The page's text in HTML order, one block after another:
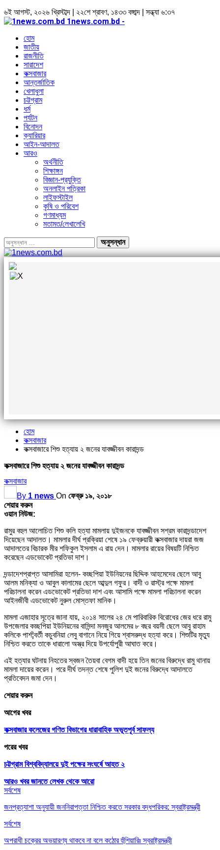
৬ই আগস্ট, ২০২৬ খ্রিস্টাব্দ | ২২শে শ্রাবণ, ১৪৩৩ বঙ্গাব্দ | সন্ধ্যা ৬:৩৭
1news.com.bd -
হোম
জাতীয়
রাজনীতি
সারাদেশ
কক্সবাজার
আন্তর্জাতিক
খেলাধুলা
চট্টগ্রাম
ধর্ম
পর্যটন
বিনোদন
ক্যারিয়ার
আইন-আদালত
আরও
অর্থনীতি
শিক্ষাঙ্গন
বিজ্ঞান-প্রযুক্তি
অনলাইন পত্রিকা
লাইফস্টাইল
কৃষি ও পরিবেশ
গণমাধ্যম
মতামত/লেখালেখি
হোম
কক্সবাজার
কক্সবাজারে শিশু হত্যায় ২ জনের যাবজ্জীবন কারাদন্ড
কক্সবাজারে শিশু হত্যায় ২ জনের যাবজ্জীবন কারাদন্ড
কক্সবাজার
By 1 news On ফেব্রু ১৯, ২০১৮
শেয়ার করুন
ওয়ান নিউজ:
রামুর বহুল আলোচিত শিশু কলি হত্যা মামলায় দুইজনকে যাবজ্জীবন সশ্রম কারাদন্ডাদেশ
দিয়েছেন আদালত। মামলার দীর্ঘ প্রক্রিয়া শেষে ১৯ ফেব্রুয়ারী কক্সবাজার দায়রা জজ
আদালতের বিচারক মীর শফিকুল ইসলাম এ রায় দেন। মামলার রায়ের বিষয়টি নিশ্চিত
করেছেন এডভোকেট প্রতিভা দাশ।
দন্ডাদেশপ্রাপ্ত আসামিরা হলেন- কচ্ছপিয়া ইউনিয়নের ছিদ্দিক আহমেদের ছেলে আবু
আলম মনিক্যা ও আবুল কালামের ছেলে আব্দুল গফুর। বাদী ও রাস্ট্র পক্ষে মামলা
পরিচালনা করেন এডভোকেট প্রতিভা দাশ এবং আসামি পক্ষে মামলা পরিচালনা করেন
আইনজীবী এডভোকেট নুরুল মোস্তফা মানিক।
মামলা এজাহার সূত্রে জানা যায়, ২০১৪ সালের ২৪ মে পারিবারিক বিরোধের জের ধরে রামু
উপজেলার কচ্ছপিয়া ইউনিয়নের বাসিন্দা মনজুর আলমের ৮ বছর বয়সী ছেলে আবু রাহাম
কলিকে পার্শ¦বর্তী কচুবনিয়া লেবু বাগানে নিয়ে গিয়ে শ্বাসরুদ্ধ হত্যা করে। শিশুটির মৃত্যু
নিশ্চিত করতে তাকে ধারালো অস্ত্র দিয়ে উপর্যোপুরী আঘাত করে।
এই হত্যার ঘটনায় নিহতের স্বজন তৈয়বা বেগম বাদী হয়ে তিন জনের বিরুদ্ধে রামু থানায়
মামলা দায়ের করেন। পরে দীর্ঘ তদন্ত শেষে পুলিশ দুই জনের বিরুদ্ধে আদালতে
প্রতিবেদন জমা দেন।
শেয়ার করুন
আগের খবর
কক্সবাজার কলেজের গণিত বিভাগের ধারাবাহিক অভূতপূর্ব সাফল্য
পরের খবর
চট্টগ্রাম বিশ্ববিদ্যালয়ে দুই পক্ষের সংঘর্ষে আহত ২
আরও খবর জানতে লেখক থেকে আরো
সর্বশেষ
জনপ্রত্যাশা অনুযায়ী জননিরাপত্তা নিশ্চিত করতে সরকার বদ্ধপরিকর: স্বরাষ্ট্রমন্ত্রী
সর্বশেষ
অপরাধী চক্রের অভয়ারণ্য থাকবে না বলে কঠোর হুঁশিয়ারিঃ স্বরাষ্ট্রমন্ত্রী